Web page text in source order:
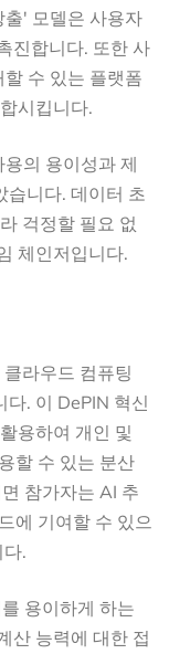
' 모델은 사용자
진합니다. 또한 사
수 있는 플랫폼
시킵니다.
의 용이성과 제
습니다. 데이터 초
걱정할 필요 없
체인저입니다.
라우드 컴퓨팅
. 이 DePIN 혁신
용하여 개인 및
할 수 있는 분산
참가자는 AI 추
에 기여할 수 있으
.
용이하게 하는
산 능력에 대한 접